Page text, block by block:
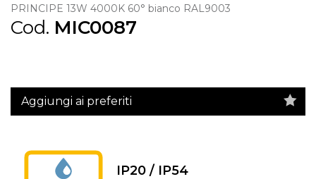
PRINCIPE 13W 4000K 60° bianco RAL9003
Cod. MIC0087
Aggiungi ai preferiti
IP20 / IP54